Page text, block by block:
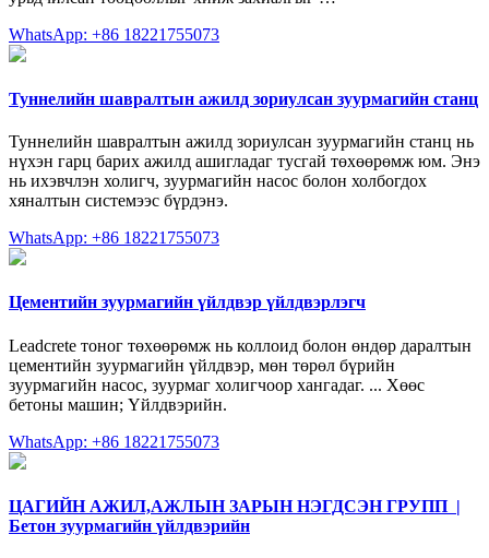
WhatsApp: +86 18221755073
Туннелийн шавралтын ажилд зориулсан зуурмагийн станц
Туннелийн шавралтын ажилд зориулсан зуурмагийн станц нь
нүхэн гарц барих ажилд ашигладаг тусгай төхөөрөмж юм. Энэ
нь ихэвчлэн холигч, зуурмагийн насос болон холбогдох
хяналтын системээс бүрдэнэ.
WhatsApp: +86 18221755073
Цементийн зуурмагийн үйлдвэр үйлдвэрлэгч
Leadcrete тоног төхөөрөмж нь коллоид болон өндөр даралтын
цементийн зуурмагийн үйлдвэр, мөн төрөл бүрийн
зуурмагийн насос, зуурмаг холигчоор хангадаг. ... Хөөс
бетоны машин; Үйлдвэрийн.
WhatsApp: +86 18221755073
️ЦАГИЙН АЖИЛ,АЖЛЫН ЗАРЫН НЭГДСЭН ГРУПП ️ |
Бетон зуурмагийн үйлдвэрийн